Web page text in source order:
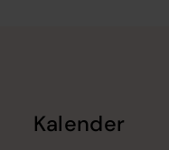
Kalender